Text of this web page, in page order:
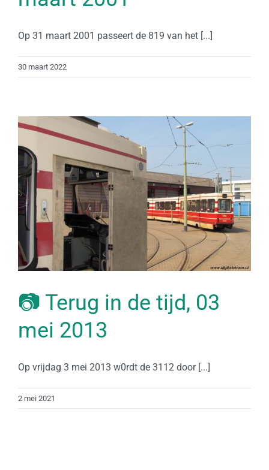
Op 31 maart 2001 passeert de 819 van het [...]
30 maart 2022
📷 Terug in de tijd, 03
mei 2013
Op vrijdag 3 mei 2013 w0rdt de 3112 door [...]
2 mei 2021